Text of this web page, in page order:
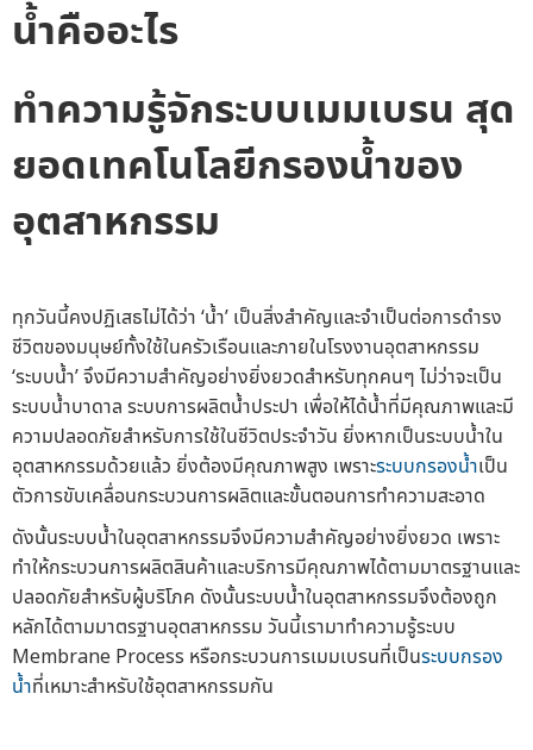
น้ำคืออะไร
ทำความรู้จักระบบเมมเบรน สุด
ยอดเทคโนโลยีกรองน้ำของ
อุตสาหกรรม
ทุกวันนี้คงปฏิเสธไม่ได้ว่า ‘น้ำ’ เป็นสิ่งสำคัญและจำเป็นต่อการดำรง
ชีวิตของมนุษย์ทั้งใช้ในครัวเรือนและภายในโรงงานอุตสาหกรรม
‘ระบบน้ำ’ จึงมีความสำคัญอย่างยิ่งยวดสำหรับทุกคนๆ ไม่ว่าจะเป็น
ระบบน้ำบาดาล ระบบการผลิตน้ำประปา เพื่อให้ได้น้ำที่มีคุณภาพและมี
ความปลอดภัยสำหรับการใช้ในชีวิตประจำวัน ยิ่งหากเป็นระบบน้ำใน
อุตสาหกรรมด้วยแล้ว ยิ่งต้องมีคุณภาพสูง เพราะระบบกรองน้ำเป็น
ตัวการขับเคลื่อนกระบวนการผลิตและขั้นตอนการทำความสะอาด
ดังนั้นระบบน้ำในอุตสาหกรรมจึงมีความสำคัญอย่างยิ่งยวด เพราะ
ทำให้กระบวนการผลิตสินค้าและบริการมีคุณภาพได้ตามมาตรฐานและ
ปลอดภัยสำหรับผู้บริโภค ดังนั้นระบบน้ำในอุตสาหกรรมจึงต้องถูก
หลักได้ตามมาตรฐานอุตสาหกรรม วันนี้เรามาทำความรู้ระบบ
Membrane Process หรือกระบวนการเมมเบรนที่เป็นระบบกรอง
น้ำที่เหมาะสำหรับใช้อุตสาหกรรมกัน